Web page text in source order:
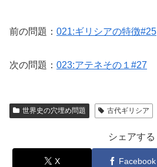
前の問題： 021:ギリシアの特徴#25
次の問題： 023:アテネその１#27
世界史の穴埋め問題 古代ギリシア
シェアする
X Facebook